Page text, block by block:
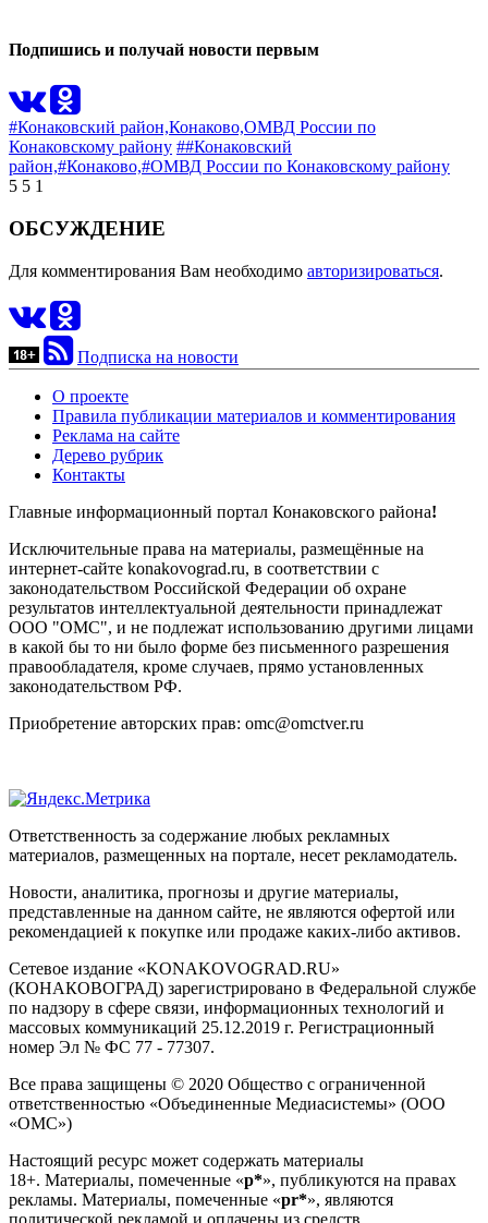
Подпишись и получай новости первым
#Конаковский район,Конаково,ОМВД России по
Конаковскому району ##Конаковский
район,#Конаково,#ОМВД России по Конаковскому району
5 5 1
ОБСУЖДЕНИЕ
Для комментирования Вам необходимо авторизироваться.
Подписка на новости
О проекте
Правила публикации материалов и комментирования
Реклама на сайте
Дерево рубрик
Контакты
Главные информационный портал Конаковского района!
Исключительные права на материалы, размещённые на
интернет-сайте konakovograd.ru, в соответствии с
законодательством Российской Федерации об охране
результатов интеллектуальной деятельности принадлежат
ООО "ОМС", и не подлежат использованию другими лицами
в какой бы то ни было форме без письменного разрешения
правообладателя, кроме случаев, прямо установленных
законодательством РФ.
Приобретение авторских прав: omc@omctver.ru
Ответственность за содержание любых рекламных
материалов, размещенных на портале, несет рекламодатель.
Новости, аналитика, прогнозы и другие материалы,
представленные на данном сайте, не являются офертой или
рекомендацией к покупке или продаже каких-либо активов.
Сетевое издание «KONAKOVOGRAD.RU»
(КОНАКОВОГРАД) зарегистрировано в Федеральной службе
по надзору в сфере связи, информационных технологий и
массовых коммуникаций 25.12.2019 г. Регистрационный
номер Эл № ФС 77 - 77307.
Все права защищены © 2020 Общество с ограниченной
ответственностью «Объединенные Медиасистемы» (ООО
«ОМС»)
Настоящий ресурс может содержать материалы
18+. Материалы, помеченные «р*», публикуются на правах
рекламы. Материалы, помеченные «рr*», являются
политической рекламой и оплачены из средств